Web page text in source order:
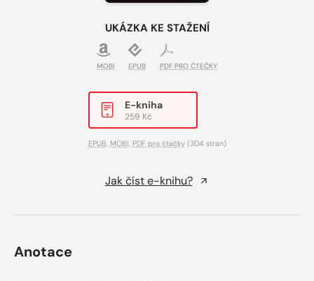
UKÁZKA KE STAŽENÍ
MOBI EPUB PDF PRO ČTEČKY
E-kniha
259 Kč
EPUB MOBI PDF pro čtečky(304 stran)
Jak číst e-knihu?
Anotace